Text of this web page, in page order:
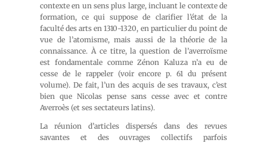
contexte en un sens plus large, incluant le contexte de
formation, ce qui suppose de clarifier l’état de la
faculté des arts en 1310-1320, en particulier du point de
vue de l’atomisme, mais aussi de la théorie de la
connaissance. À ce titre, la question de l’averroïsme
est fondamentale comme Zénon Kaluza n’a eu de
cesse de le rappeler (voir encore p. 61 du présent
volume). De fait, l’un des acquis de ses travaux, c’est
bien que Nicolas pense sans cesse avec et contre
Averroès (et ses sectateurs latins).
La réunion d’articles dispersés dans des revues
savantes et des ouvrages collectifs parfois